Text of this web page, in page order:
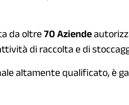
da oltre70 Aziende
di raccolta e di
altamente qualificato, è